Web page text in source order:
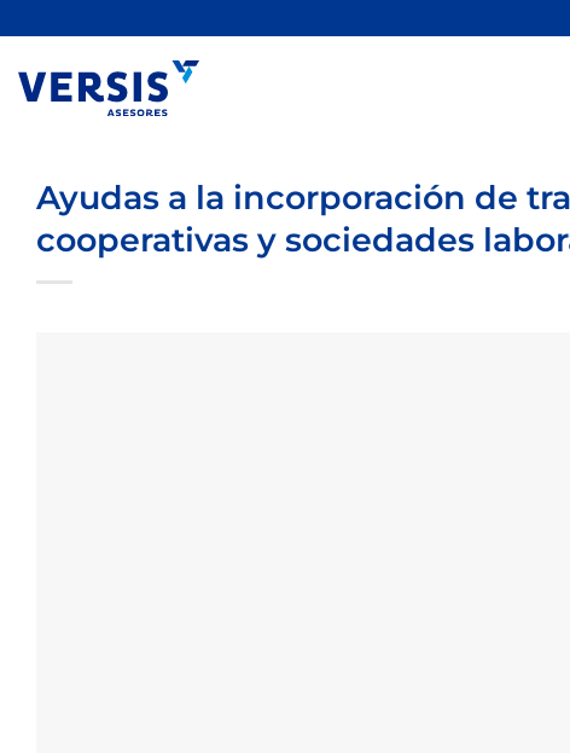
contenido
Ayudas a la incorporación de
cooperativas y sociedades